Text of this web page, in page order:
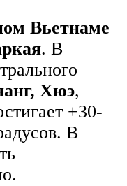
Вьетнаме
. В
Хюэ,
+30-
В